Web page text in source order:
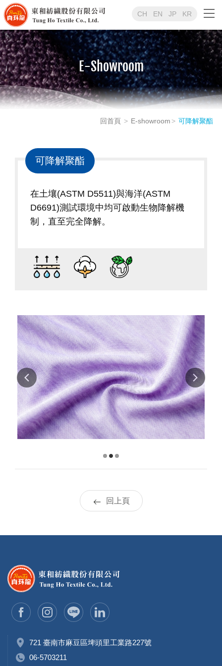
CH EN JP KR
E-Showroom
回首頁 E-showroom 可降解聚酯
可降解聚酯
在土壤(ASTM D5511)與海洋(ASTM
D6691)測試環境中均可啟動生物降解機
制，直至完全降解。
回上頁
721 臺南市麻豆區埤頭里工業路227號
06-5703211